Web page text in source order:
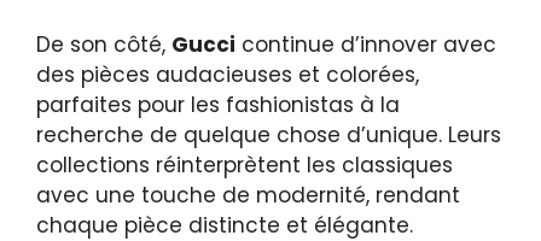
De son côté, Gucci continue d’innover avec
des pièces audacieuses et colorées,
parfaites pour les fashionistas à la
recherche de quelque chose d’unique. Leurs
collections réinterprètent les classiques
avec une touche de modernité, rendant
chaque pièce distincte et élégante.